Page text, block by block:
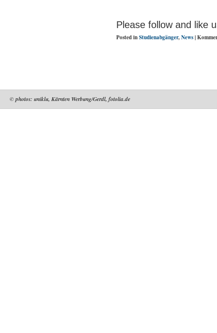
Please follow and like
Posted inStudienabgänger,News|
© photos: uniklu, Kärnten Werbung/Gerdl, fotolia.de